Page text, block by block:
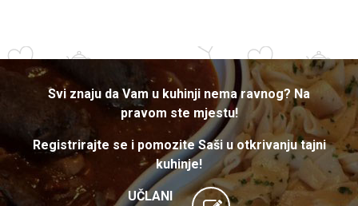
Svi znaju da Vam u kuhinji nema ravnog? Na
pravom ste mjestu!
Registrirajte se i pomozite Saši u otkrivanju tajni
kuhinje!
UČLANI